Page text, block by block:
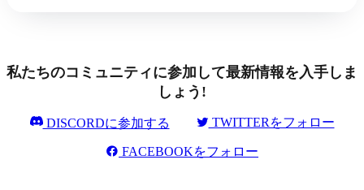
私たちのコミュニティに参加して最新情報を入手しま
しょう!
DISCORDに参加する TWITTERをフォロー
FACEBOOKをフォロー